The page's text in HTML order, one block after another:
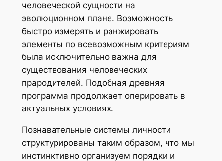
человеческой сущности на
эволюционном плане. Возможность
быстро измерять и ранжировать
элементы по всевозможным критериям
была исключительно важна для
существования человеческих
прародителей. Подобная древняя
программа продолжает оперировать в
актуальных условиях.
Познавательные системы личности
структурированы таким образом, что мы
инстинктивно организуем порядки и